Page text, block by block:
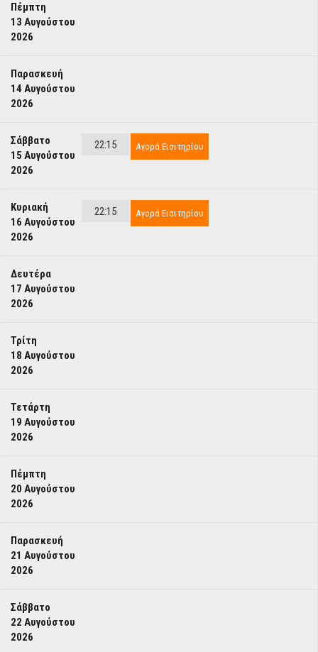
Πέμπτη
13 Αυγούστου
2026
Παρασκευή
14 Αυγούστου
2026
Σάββατο
15 Αυγούστου
2026
22:15 Αγορά Εισιτηρίου
Κυριακή
16 Αυγούστου
2026
22:15 Αγορά Εισιτηρίου
Δευτέρα
17 Αυγούστου
2026
Τρίτη
18 Αυγούστου
2026
Τετάρτη
19 Αυγούστου
2026
Πέμπτη
20 Αυγούστου
2026
Παρασκευή
21 Αυγούστου
2026
Σάββατο
22 Αυγούστου
2026